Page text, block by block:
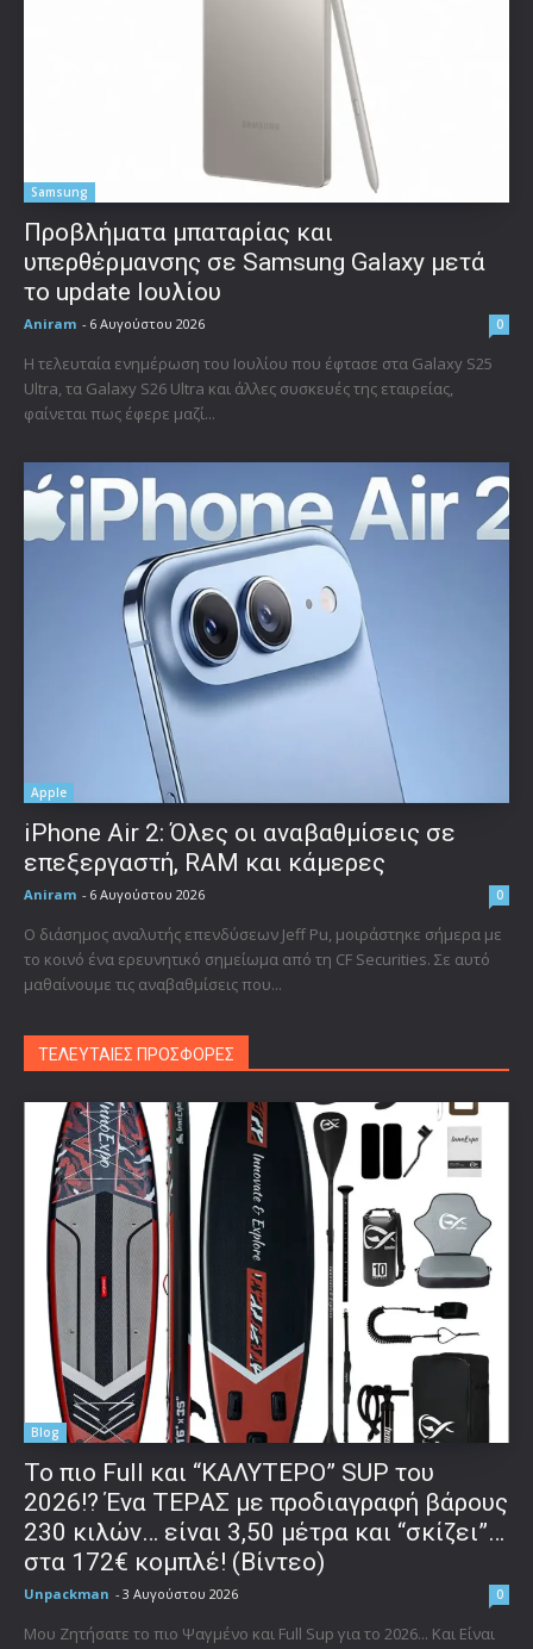
Samsung
Προβλήματα μπαταρίας και
υπερθέρμανσης σε Samsung Galaxy μετά
το update Ιουλίου
Aniram - 6 Αυγούστου 2026 0
Η τελευταία ενημέρωση του Ιουλίου που έφτασε στα Galaxy S25
Ultra, τα Galaxy S26 Ultra και άλλες συσκευές της εταιρείας,
φαίνεται πως έφερε μαζί...
Apple
iPhone Air 2: Όλες οι αναβαθμίσεις σε
επεξεργαστή, RAM και κάμερες
Aniram - 6 Αυγούστου 2026 0
Ο διάσημος αναλυτής επενδύσεων Jeff Pu, μοιράστηκε σήμερα με
το κοινό ένα ερευνητικό σημείωμα από τη CF Securities. Σε αυτό
μαθαίνουμε τις αναβαθμίσεις που...
ΤΕΛΕΥΤΑΙΕΣ ΠΡΟΣΦΟΡΕΣ
Blog
To πιο Full και “ΚΑΛΥΤΕΡΟ” SUP του
2026!? Ένα ΤΕΡΑΣ με προδιαγραφή βάρους
230 κιλών… είναι 3,50 μέτρα και “σκίζει”…
στα 172€ κομπλέ! (Βίντεο)
Unpackman - 3 Αυγούστου 2026 0
Μου Ζητήσατε το πιο Ψαγμένο και Full Sup για το 2026... Και Είναι